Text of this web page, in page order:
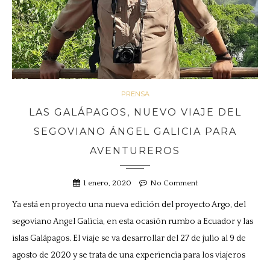
PRENSA
LAS GALÁPAGOS, NUEVO VIAJE DEL
SEGOVIANO ÁNGEL GALICIA PARA
AVENTUREROS
1 enero, 2020 No Comment
Ya está en proyecto una nueva edición del proyecto Argo, del
segoviano Angel Galicia, en esta ocasión rumbo a Ecuador y las
islas Galápagos. El viaje se va desarrollar del 27 de julio al 9 de
agosto de 2020 y se trata de una experiencia para los viajeros